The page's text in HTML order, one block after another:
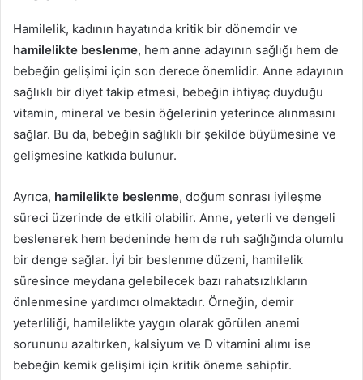
Hamilelik, kadının hayatında kritik bir dönemdir ve
hamilelikte beslenme, hem anne adayının sağlığı hem de
bebeğin gelişimi için son derece önemlidir. Anne adayının
sağlıklı bir diyet takip etmesi, bebeğin ihtiyaç duyduğu
vitamin, mineral ve besin öğelerinin yeterince alınmasını
sağlar. Bu da, bebeğin sağlıklı bir şekilde büyümesine ve
gelişmesine katkıda bulunur.
Ayrıca, hamilelikte beslenme, doğum sonrası iyileşme
süreci üzerinde de etkili olabilir. Anne, yeterli ve dengeli
beslenerek hem bedeninde hem de ruh sağlığında olumlu
bir denge sağlar. İyi bir beslenme düzeni, hamilelik
süresince meydana gelebilecek bazı rahatsızlıkların
önlenmesine yardımcı olmaktadır. Örneğin, demir
yeterliliği, hamilelikte yaygın olarak görülen anemi
sorununu azaltırken, kalsiyum ve D vitamini alımı ise
bebeğin kemik gelişimi için kritik öneme sahiptir.